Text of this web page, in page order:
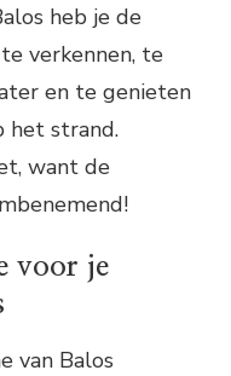
heb je de
verkennen, te
en te genieten
het strand.
want de
voor je
van Balos